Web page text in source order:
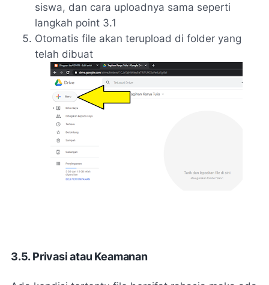
siswa, dan cara uploadnya sama seperti
langkah point 3.1
Otomatis file akan terupload di folder yang
telah dibuat
3.5. Privasi atau Keamanan